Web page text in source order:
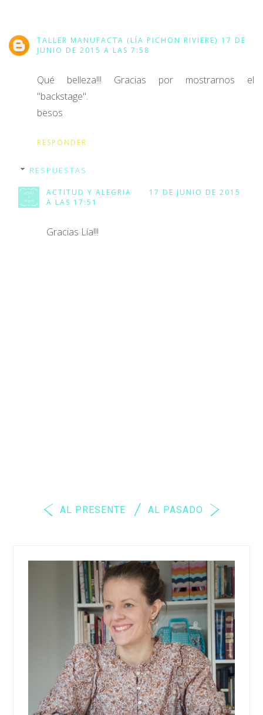
TALLER MANUFACTA (LÍA PICHON RIVIERE) 17 DE
JUNIO DE 2015 A LAS 7:58
Qué belleza!!! Gracias por mostrarnos el
"backstage".
besos
RESPONDER
RESPUESTAS
ACTITUD Y ALEGRIA
17 DE JUNIO DE 2015
A LAS 17:51
Gracias Lía!!!
AL PRESENTE AL PASADO